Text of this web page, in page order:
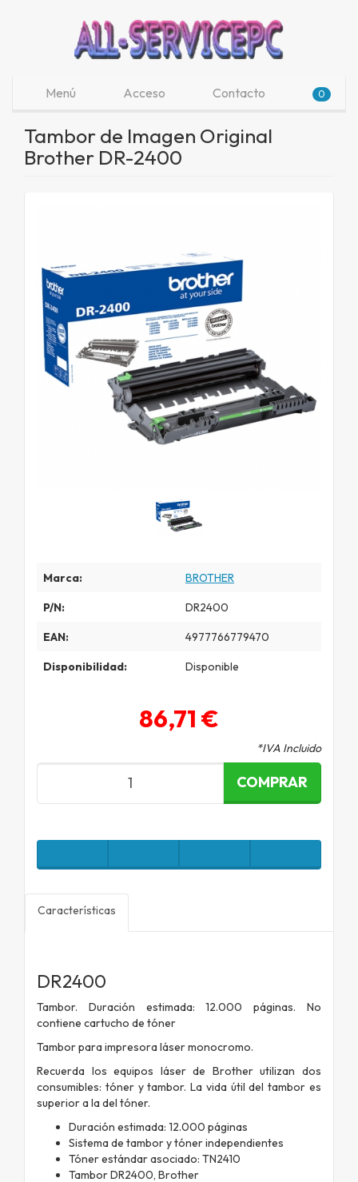
Menú Acceso Contacto 0
Tambor de Imagen Original
Brother DR-2400
Marca: BROTHER
P/N: DR2400
EAN: 4977766779470
Disponibilidad: Disponible
86,71 €
*IVA Incluido
COMPRAR
Características
DR2400
Tambor. Duración estimada: 12.000 páginas. No
contiene cartucho de tóner
Tambor para impresora láser monocromo.
Recuerda los equipos láser de Brother utilizan dos
consumibles: tóner y tambor. La vida útil del tambor es
superior a la del tóner.
Duración estimada: 12.000 páginas
Sistema de tambor y tóner independientes
Tóner estándar asociado: TN2410
Tambor DR2400, Brother